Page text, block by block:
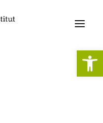
und
und Seen
zur